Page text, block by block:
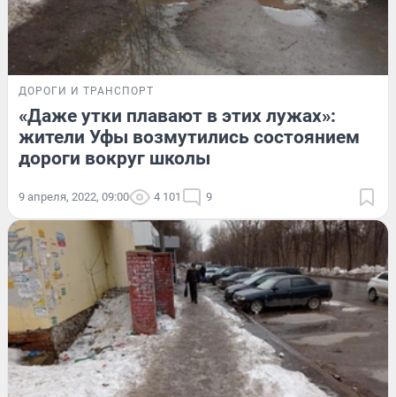
ДОРОГИ И ТРАНСПОРТ
«Даже утки плавают в этих лужах»:
жители Уфы возмутились состоянием
дороги вокруг школы
9 апреля, 2022, 09:00 4 101 9